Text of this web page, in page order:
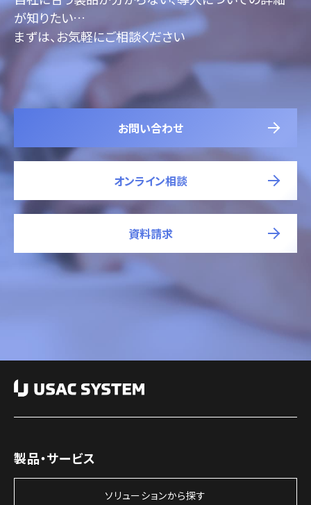
が知りたい…
まずは、お気軽にご相談ください
お問い合わせ
オンライン相談
資料請求
製品・サービス
ソリューションから探す